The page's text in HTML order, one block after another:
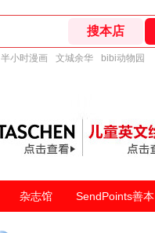
半小时漫画 文城余华 bibi动物园
杂志馆 SendPoints善本